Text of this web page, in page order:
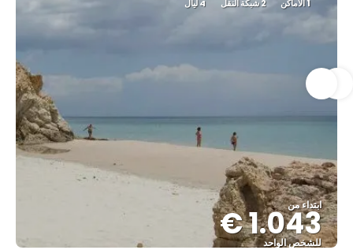
1 الأماكن 2 شبكة النقل 4 ليال
ابتداء من
1.043 €
للشخص الواحد